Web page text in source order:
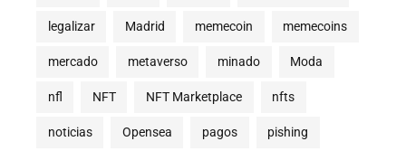
legalizar Madrid memecoin memecoins
mercado metaverso minado Moda
nfl NFT NFT Marketplace nfts
noticias Opensea pagos pishing